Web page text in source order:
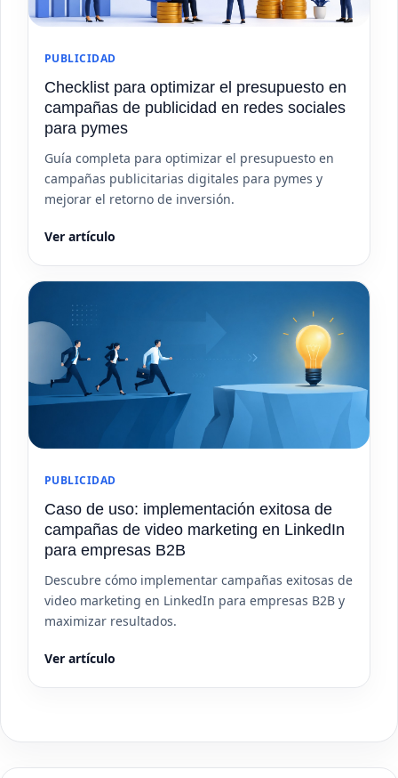
PUBLICIDAD
Checklist para optimizar el presupuesto en
campañas de publicidad en redes sociales
para pymes
Guía completa para optimizar el presupuesto en
campañas publicitarias digitales para pymes y
mejorar el retorno de inversión.
Ver artículo
PUBLICIDAD
Caso de uso: implementación exitosa de
campañas de video marketing en LinkedIn
para empresas B2B
Descubre cómo implementar campañas exitosas de
video marketing en LinkedIn para empresas B2B y
maximizar resultados.
Ver artículo